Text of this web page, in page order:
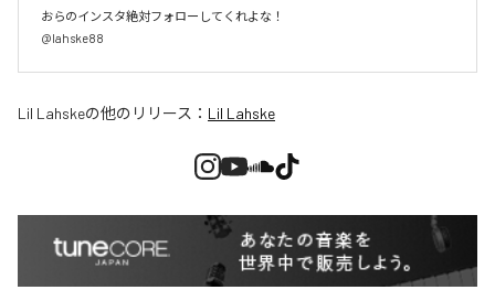
おらのインスタ絶対フォローしてくれよな！
@lahske88
Lil Lahskeの他のリリース： Lil Lahske